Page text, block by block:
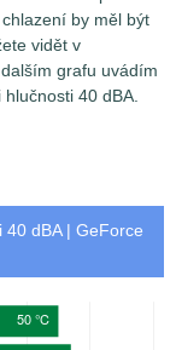
by měl být
vidět v
grafu uvádím
40 dBA.
40 dBA | GeForce